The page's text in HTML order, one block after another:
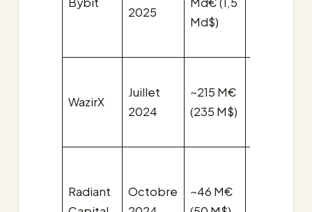
2025
Md$)
WazirX
Juillet
2024
~215 M€
(235 M$)
Radiant
Octobre
~46 M€